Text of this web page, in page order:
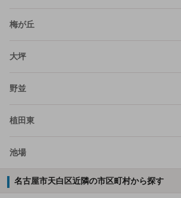
梅が丘
大坪
野並
植田東
池場
名古屋市天白区近隣の市区町村から探す